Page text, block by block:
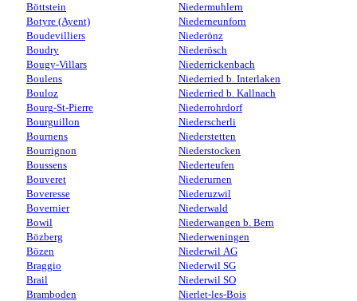
Böttstein
Botyre (Ayent)
Boudevilliers
Boudry
Bougy-Villars
Boulens
Bouloz
Bourg-St-Pierre
Bourguillon
Bournens
Bourrignon
Boussens
Bouveret
Boveresse
Bovernier
Bowil
Bözberg
Bözen
Braggio
Brail
Bramboden
Niedermuhlern
Niederneunforn
Niederönz
Niederösch
Niederrickenbach
Niederried b. Interlaken
Niederried b. Kallnach
Niederrohrdorf
Niederscherli
Niederstetten
Niederstocken
Niederteufen
Niederurnen
Niederuzwil
Niederwald
Niederwangen b. Bern
Niederweningen
Niederwil AG
Niederwil SG
Niederwil SO
Nierlet-les-Bois